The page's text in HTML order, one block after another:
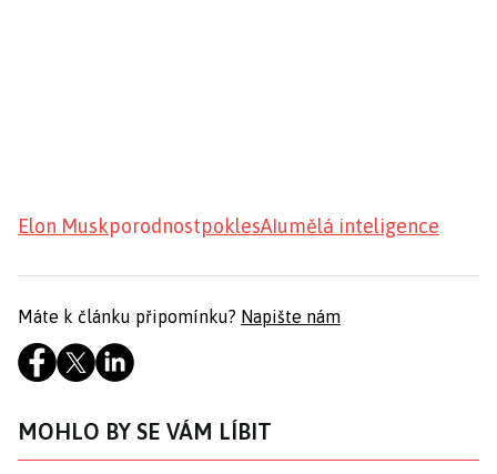
Elon MuskporodnostpoklesAIumělá inteligence
Máte k článku připomínku? Napište nám
MOHLO BY SE VÁM LÍBIT